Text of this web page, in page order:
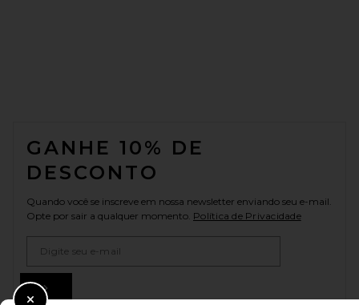
GANHE 10% DE
DESCONTO
Quando você se inscreve em nossa newsletter enviando seu e-mail.
Opte por sair a qualquer momento. Política de Privacidade